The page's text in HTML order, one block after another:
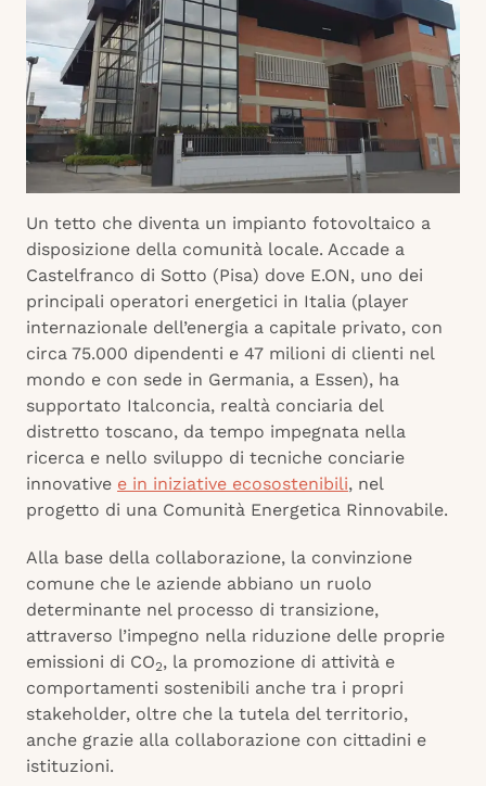
Un tetto che diventa un impianto fotovoltaico a
disposizione della comunità locale. Accade a
Castelfranco di Sotto (Pisa) dove E.ON, uno dei
principali operatori energetici in Italia (player
internazionale dell’energia a capitale privato, con
circa 75.000 dipendenti e 47 milioni di clienti nel
mondo e con sede in Germania, a Essen), ha
supportato Italconcia, realtà conciaria del
distretto toscano, da tempo impegnata nella
ricerca e nello sviluppo di tecniche conciarie
innovative e in iniziative ecosostenibili, nel
progetto di una Comunità Energetica Rinnovabile.
Alla base della collaborazione, la convinzione
comune che le aziende abbiano un ruolo
determinante nel processo di transizione,
attraverso l’impegno nella riduzione delle proprie
emissioni di CO2, la promozione di attività e
comportamenti sostenibili anche tra i propri
stakeholder, oltre che la tutela del territorio,
anche grazie alla collaborazione con cittadini e
istituzioni.